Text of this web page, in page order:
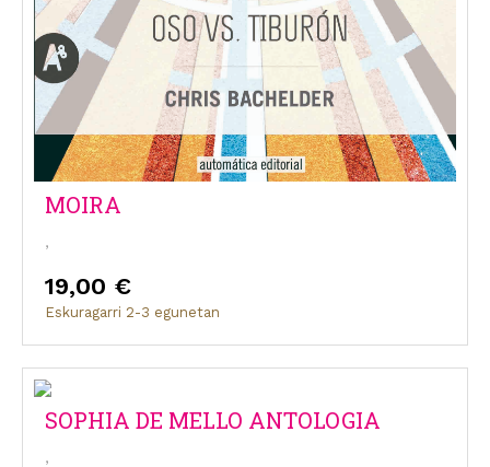
MOIRA
,
19,00 €
Eskuragarri 2-3 egunetan
SOPHIA DE MELLO ANTOLOGIA
,